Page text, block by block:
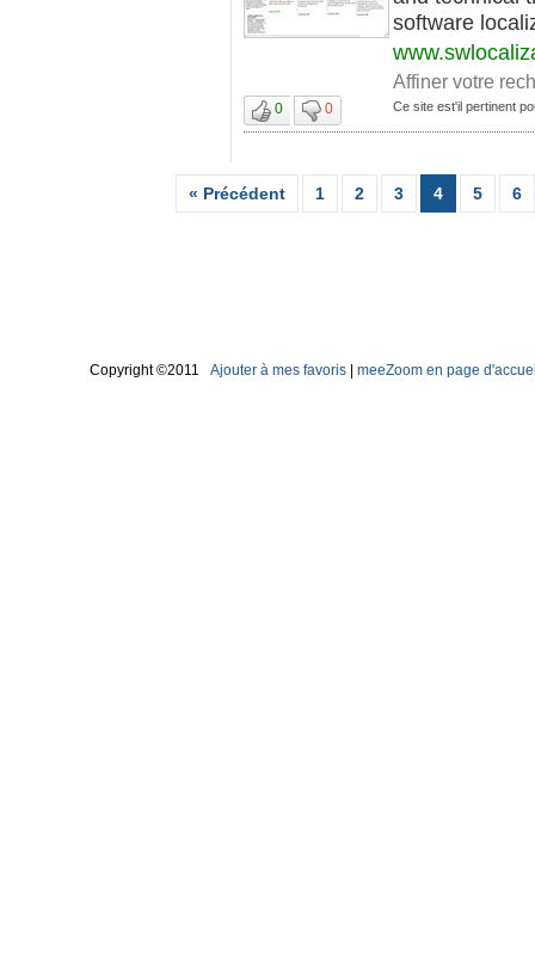
software
Affiner votre
0 0 Ce site est'il pertinent
6
5
4
3
2
1
« Précédent
Copyright ©2011 Ajouter à mes favoris meeZoom en page